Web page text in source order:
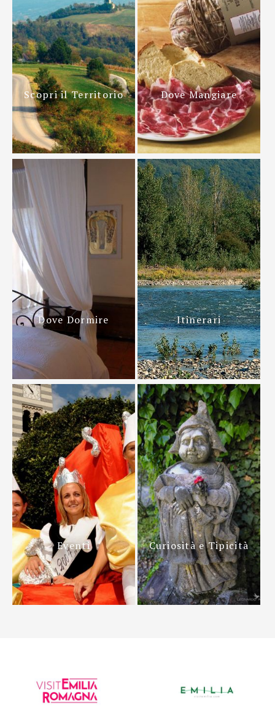
Scopri il Territorio Dove Mangiare
Dove Dormire Itinerari
Eventi Curiosità e Tipicità